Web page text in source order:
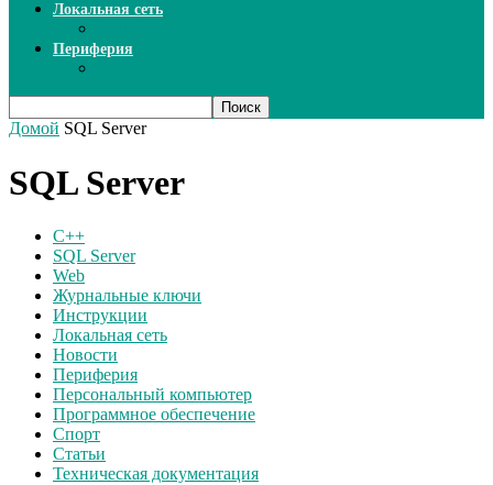
Локальная сеть
Периферия
Домой SQL Server
SQL Server
C++
SQL Server
Web
Журнальные ключи
Инструкции
Локальная сеть
Новости
Периферия
Персональный компьютер
Программное обеспечение
Спорт
Статьи
Техническая документация